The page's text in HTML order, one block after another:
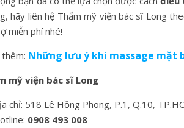
hãy liên hệ Thẩm mỹ viện bác sĩ Long
miễn phí nhé!
Những lưu ý khi massage mặt
mỹ viện bác sĩ Long
chỉ: 518 Lê Hồng Phong, P.1, Q.10,
0908 493 008